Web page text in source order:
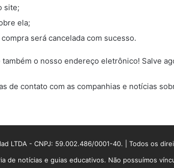
site;
ela;
será cancelada com sucesso.
o nosso endereço eletrônico! Salve
de contato com as companhias e notícias
LTDA - CNPJ: 59.002.486/0001-40. | Todos os
notícias e guias educativos. Não possuímos